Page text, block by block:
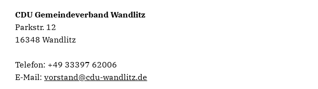
CDU Gemeindeverband Wandlitz
Parkstr. 12
16348 Wandlitz
Telefon: +49 33397 62006
E-Mail: vorstand@cdu-wandlitz.de